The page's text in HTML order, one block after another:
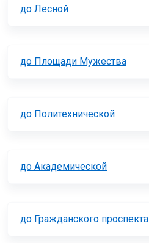
до Лесной
до Площади Мужества
до Политехнической
до Академической
до Гражданского проспекта